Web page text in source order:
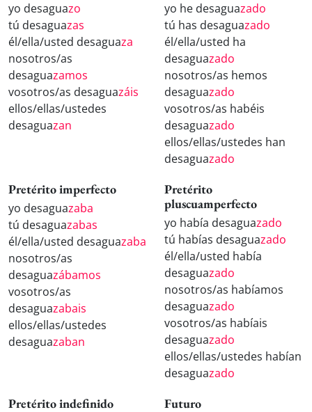
yo desaguazo
tú desaguazas
él/ella/usted desaguaza
nosotros/as
desaguazamos
vosotros/as desaguazáis
ellos/ellas/ustedes
desaguazan
yo he desaguazado
tú has desaguazado
él/ella/usted ha
desaguazado
nosotros/as hemos
desaguazado
vosotros/as habéis
desaguazado
ellos/ellas/ustedes han
desaguazado
Pretérito imperfecto
yo desaguazaba
tú desaguazabas
él/ella/usted desaguazaba
nosotros/as
desaguazábamos
vosotros/as
desaguazabais
ellos/ellas/ustedes
desaguazaban
Pretérito
pluscuamperfecto
yo había desaguazado
tú habías desaguazado
él/ella/usted había
desaguazado
nosotros/as habíamos
desaguazado
vosotros/as habíais
desaguazado
ellos/ellas/ustedes habían
desaguazado
Pretérito indefinido Futuro